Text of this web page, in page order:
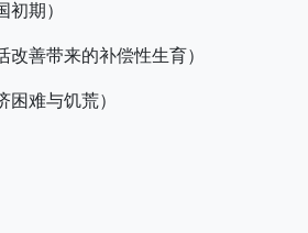
初期）
改善带来的补偿性生育）
困难与饥荒）